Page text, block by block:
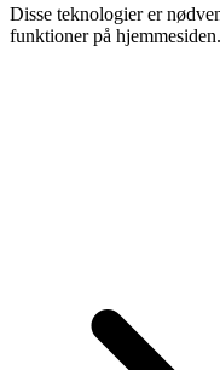
Disse teknologier er
funktioner på hjemmesiden.